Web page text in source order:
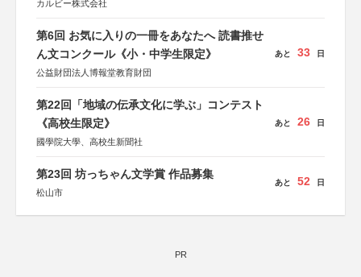
カルビー株式会社
第6回 お気に入りの一冊をあなたへ 読書推せ
ん文コンクール《小・中学生限定》
公益財団法人博報堂教育財団
あと 33 日
第22回「地域の伝承文化に学ぶ」コンテスト
《高校生限定》
國學院大學、高校生新聞社
あと 26 日
第23回 坊っちゃん文学賞 作品募集
松山市
あと 52 日
PR